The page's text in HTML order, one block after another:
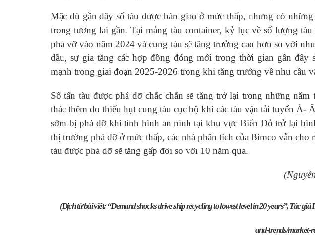
Mặc dù gần đây số tàu được bàn giao ở mức thấp, nhưng có
trong tương lai gần. Tại mảng tàu container, kỷ lục về số lượng
phá vỡ vào năm 2024 và cung tàu sẽ tăng trưởng cao hơn so với
dầu, sự gia tăng các hợp đồng đóng mới trong thời gian gần đây
mạnh trong giai đoạn 2025-2026 trong khi tăng trưởng về nhu cầu
Số tấn tàu được phá dỡ chắc chắn sẽ tăng trở lại trong những
thác thêm do thiếu hụt cung tàu cục bộ khi các tàu vận tải tuyến Á-
sớm bị phá dỡ khi tình hình an ninh tại khu vực Biển Đỏ trở lại
thị trường phá dỡ ở mức thấp, các nhà phân tích của Bimco vẫn
tàu được phá dỡ sẽ tăng gấp đôi so với 10 năm qua.
(Dịch từ bài viết: “Demand shocks drive ship recycling to lowest level in 20 years”, Tác
and-trends/market-